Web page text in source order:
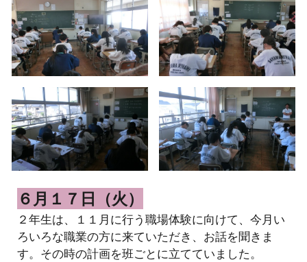
６月１７日（火）
２年生は、１１月に行う職場体験に向けて、今月い
ろいろな職業の方に来ていただき、お話を聞きま
す。その時の計画を班ごとに立てていました。